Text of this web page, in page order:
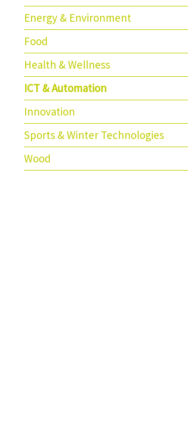
Energy & Environment
Food
Health & Wellness
ICT & Automation
Innovation
Sports & Winter Technologies
Wood